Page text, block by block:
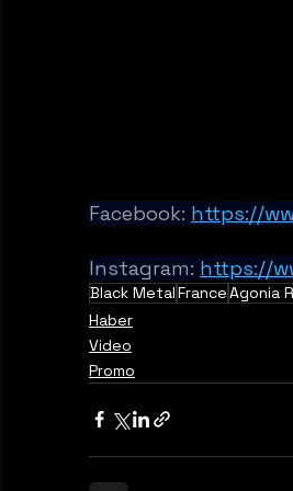
Facebook: https://
Instagram: https://
Black MetalFranceAgonia
Haber
Video
Promo